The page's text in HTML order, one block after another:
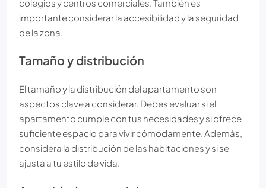
colegios y centros comerciales. También es
importante considerar la accesibilidad y la seguridad
de la zona.
Tamaño y distribución
El tamaño y la distribución del apartamento son
aspectos clave a considerar. Debes evaluar si el
apartamento cumple con tus necesidades y si ofrece
suficiente espacio para vivir cómodamente. Además,
considera la distribución de las habitaciones y si se
ajusta a tu estilo de vida.